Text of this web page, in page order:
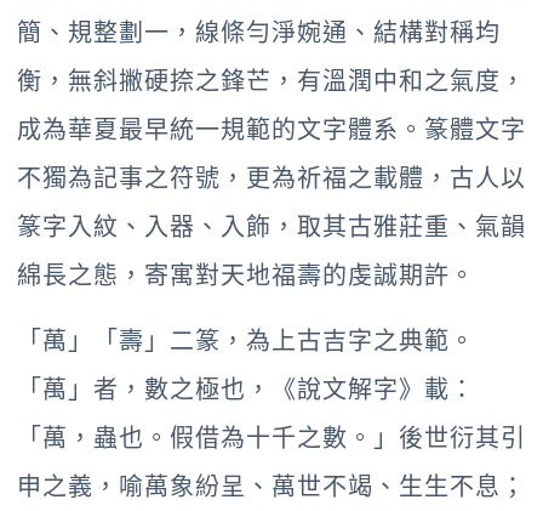
簡、規整劃一，線條勻淨婉通、結構對稱均
衡，無斜撇硬捺之鋒芒，有溫潤中和之氣度，
成為華夏最早統一規範的文字體系。篆體文字
不獨為記事之符號，更為祈福之載體，古人以
篆字入紋、入器、入飾，取其古雅莊重、氣韻
綿長之態，寄寓對天地福壽的虔誠期許。
「萬」「壽」二篆，為上古吉字之典範。
「萬」者，數之極也，《說文解字》載：
「萬，蟲也。假借為十千之數。」後世衍其引
申之義，喻萬象紛呈、萬世不竭、生生不息；